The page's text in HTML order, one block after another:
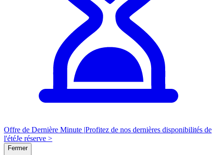
Offre de Dernière Minute |Profitez de nos dernières disponibilités de
l'étéJe réserve >
Fermer